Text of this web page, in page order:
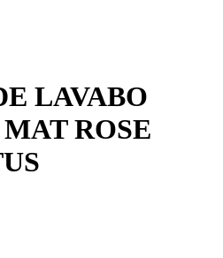
LAVABO
ROSE